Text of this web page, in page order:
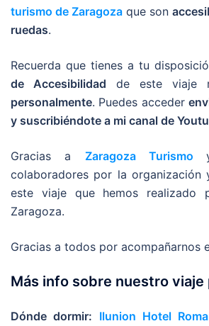
turismo de Zaragoza que son
ruedas.
Recuerda que tienes a tu
de Accesibilidad de este viaje
personalmente. Puedes acceder
y suscribiéndote a mi canal de
Gracias a Zaragoza Turismo
colaboradores por la organización
este viaje que hemos realizado
Zaragoza.
Gracias a todos por acompañarnos
Más info sobre nuestro viaje
Dónde dormir: Ilunion Hotel